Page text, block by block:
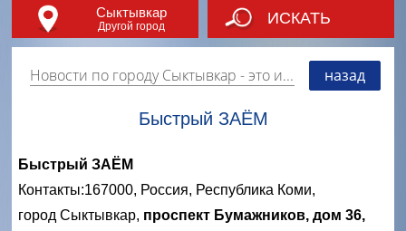
Сыктывкар
Другой город ИСКАТЬ
Новости по городу Сыктывкар - это информация о событиях, мероприятиях и торгово-коммерческой деятельности города. Страницу наполняют платные и бесплатные объявления, имеющие функцию "поднятия вверх списка". назад
Быстрый ЗАЁМ
Быстрый ЗАЁМ
Контакты:167000, Россия, Республика Коми,
город Сыктывкар, проспект Бумажников, дом 36,